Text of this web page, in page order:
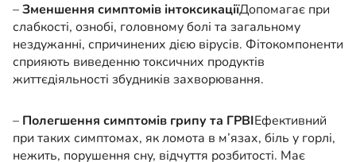
–Зменшення симптомів інтоксикаціїДопомагає при
слабкості, ознобі, головному болі та загальному
нездужанні, спричинених дією вірусів. Фітокомпоненти
сприяють виведенню токсичних продуктів
життєдіяльності збудників захворювання.
– Полегшення симптомів грипу та ГРВІЕфективний
при таких симптомах, як ломота в м’язах, біль у горлі,
нежить, порушення сну, відчуття розбитості. Має